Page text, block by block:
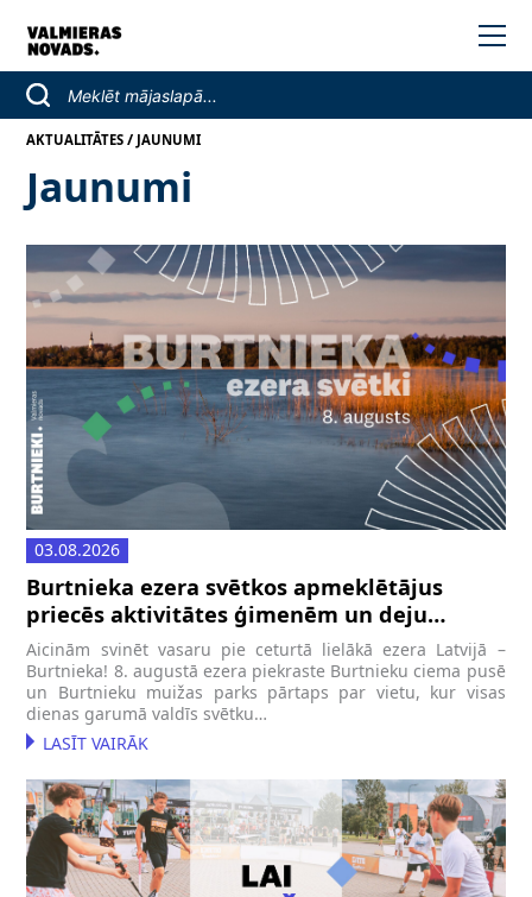
AKTUALITĀTES / JAUNUMI
Jaunumi
03.08.2026
Burtnieka ezera svētkos apmeklētājus
priecēs aktivitātes ģimenēm un deju
uzvedums ar Agra Daņiļeviča horeogrāfiju
Aicinām svinēt vasaru pie ceturtā lielākā ezera Latvijā –
Burtnieka! 8. augustā ezera piekraste Burtnieku ciema pusē
un Burtnieku muižas parks pārtaps par vietu, kur visas
dienas garumā valdīs svētku…
LASĪT VAIRĀK